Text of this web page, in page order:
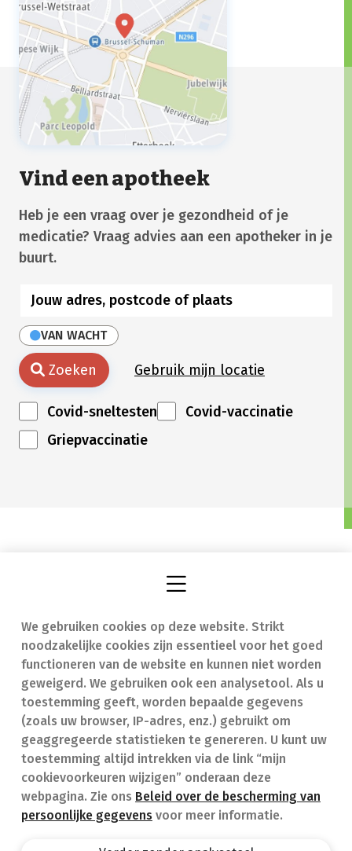
We gebruiken cookies op deze website. Strikt
noodzakelijke cookies zijn essentieel voor het goed
functioneren van de website en kunnen niet worden
geweigerd. We gebruiken ook een analysetool. Als u
toestemming geeft, worden bepaalde gegevens
(zoals uw browser, IP-adres, enz.) gebruikt om
geaggregeerde statistieken te genereren. U kunt uw
toestemming altijd intrekken via de link “mijn
cookievoorkeuren wijzigen” onderaan deze
webpagina. Zie ons Beleid over de bescherming van
persoonlijke gegevens voor meer informatie.
Vind een apotheek
Heb je een vraag over je gezondheid of je
medicatie? Vraag advies aan een apotheker in je
buurt.
VAN WACHT
Zoeken Gebruik mijn locatie
Covid-sneltesten
Covid-vaccinatie
Griepvaccinatie
Vind een apotheek
Onze expertise
Ziekten
Geneesmiddelen
In geval van nood
Contact
Veelgestelde vragen
(FAQ)